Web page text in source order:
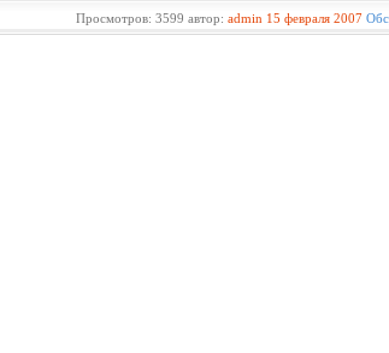
Просмотров: 3599 автор: admin 15 февраля 2007